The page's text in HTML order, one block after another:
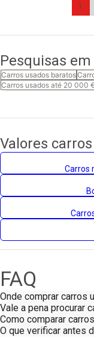
1
Pesquisas
Carros usados baratos
Carros usados até 20 000 €
Valores
Carros
FAQ
Onde comprar carros
Vale a pena procurar
Como comparar
O que verificar antes